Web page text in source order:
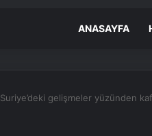
ANASAYFA
Suriye’deki gelişmeler yüzünden